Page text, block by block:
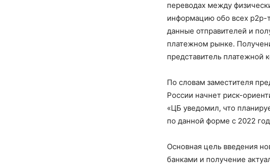
переводах между
информацию обо всех p2p-
данные отправителей и
платежном рынке.
представитель платежной
По словам заместителя
России начнет риск-
«ЦБ уведомил, что
по данной форме с 2022
Основная цель введения
банками и получение